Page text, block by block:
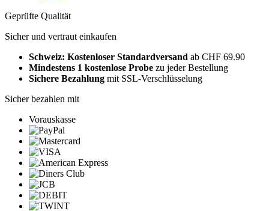
Geprüfte Qualität
Sicher und vertraut einkaufen
Schweiz: Kostenloser Standardversand ab CHF 69.90
Mindestens 1 kostenlose Probe zu jeder Bestellung
Sichere Bezahlung mit SSL-Verschlüsselung
Sicher bezahlen mit
Vorauskasse